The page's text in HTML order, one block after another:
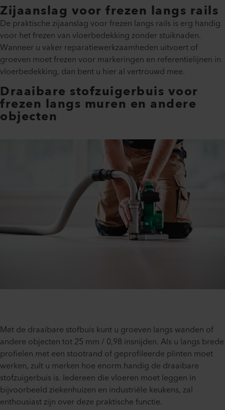
Zijaanslag voor frezen langs rails
De praktische zijaanslag voor frezen langs rails is erg handig
voor het frezen van vloerbedekking zonder stuiknaden.
Wanneer u vaker reparatiewerkzaamheden uitvoert of
groeven moet frezen voor markeringen en referentielijnen in
vloerbedekking, dan bent u hier al vertrouwd mee.
Draaibare stofzuigerbuis voor
frezen langs muren en andere
objecten
Met de draaibare stofbuis kunt u groeven langs wanden of
andere objecten tot 25 mm / 0,98 insnijden. Als u langs brede
profielen met een stootrand of geprofileerde plinten moet
werken, zult u merken hoe enorm handig de draaibare
stofzuigerbuis is. Iedereen die vloeren moet leggen in
bijvoorbeeld ziekenhuizen en industriële keukens, zal
enthousiast zijn over deze praktische functie.